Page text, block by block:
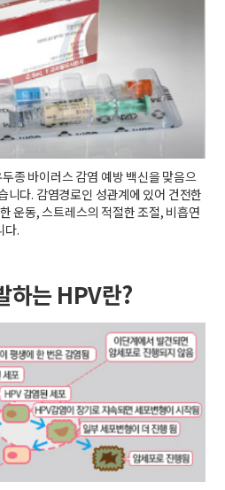
종 바이러스 감염 예방 백신을 맞음으
다. 감염경로인 성관계에 있어 건전한
운동, 스트레스의 적절한 조절, 비흡연
다.
하는 HPV란?